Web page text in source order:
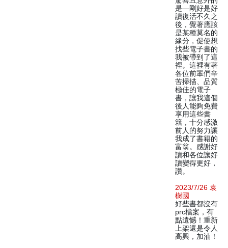
是—剛好是好
讀復活不久之
後，覺著應該
是某種莫名的
緣分，促使想
找些電子書的
我被帶到了這
裡。這裡有著
各位前輩們辛
苦掃描、品質
極佳的電子
書，讓我這個
後人能夠免費
享用這些書
籍，十分感激
前人的努力讓
我成了書籍的
富翁。感謝好
讀和各位讓好
讀變得更好，
讚。
2023/7/26 袁
樹國
好些書都沒有
prc檔案，有
點遺憾！重新
上架還是令人
高興，加油！